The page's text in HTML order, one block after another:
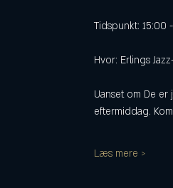
Tidspunkt: 15:00
Hvor: Erlings
Uanset om De
eftermiddag.
Læs mere >